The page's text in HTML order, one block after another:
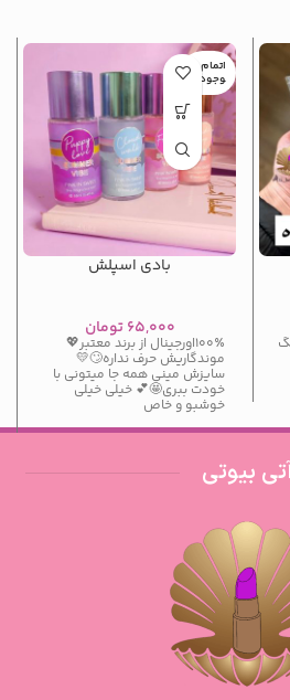
و ۳ رنگ
اتمام م
وجودی
بادی اسپلش
۶۵,۰۰۰ تومان
۱۰۰٪اورجینال از برند معتبر💖
موندگاریش حرف نداره🙄💛
سایزش مینی همه جا میتونی با
خودت ببری🤩💕 خیلی خیلی
خوشبو و خاص
بیوتی